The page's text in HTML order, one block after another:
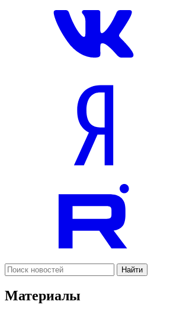
Найти
Материалы